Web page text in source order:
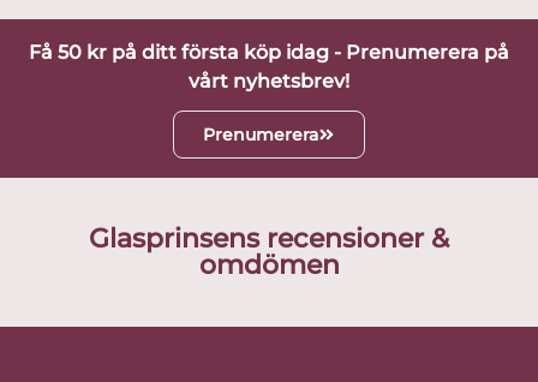
Få 50 kr på ditt första köp idag - Prenumerera på
vårt nyhetsbrev!
Prenumerera
Glasprinsens recensioner &
omdömen